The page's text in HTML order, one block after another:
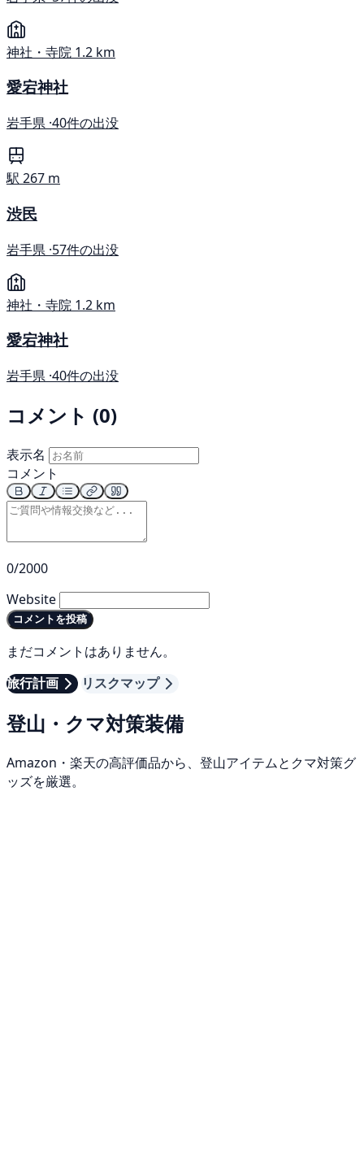
神社・寺院 1.2 km
愛宕神社
岩手県 ·40件の出没
駅 267 m
渋民
岩手県 ·57件の出没
神社・寺院 1.2 km
愛宕神社
岩手県 ·40件の出没
コメント (0)
表示名
コメント
0/2000
Website
コメントを投稿
まだコメントはありません。
旅行計画
リスクマップ
登山・クマ対策装備
Amazon・楽天の高評価品から、登山アイテムとクマ対策グ
ッズを厳選。